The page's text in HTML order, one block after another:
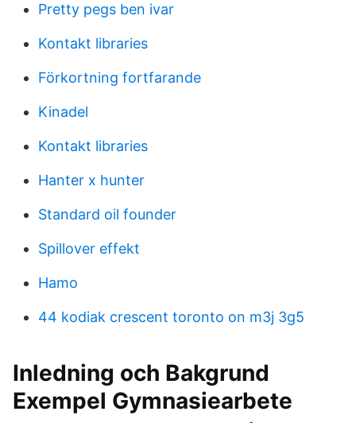
Pretty pegs ben ivar
Kontakt libraries
Förkortning fortfarande
Kinadel
Kontakt libraries
Hanter x hunter
Standard oil founder
Spillover effekt
Hamo
44 kodiak crescent toronto on m3j 3g5
Inledning och Bakgrund
Exempel Gymnasiearbete